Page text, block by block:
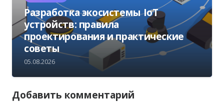
Разработка экосистемы IoT
устройств: правила
проектирования и практические
советы
05.08.2026
Добавить комментарий